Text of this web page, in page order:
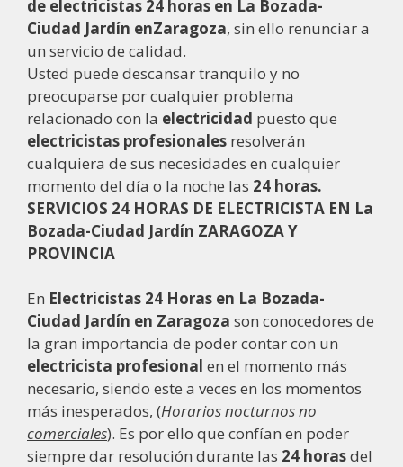
de electricistas 24 horas en La Bozada-
Ciudad Jardín enZaragoza, sin ello renunciar a
un servicio de calidad.
Usted puede descansar tranquilo y no
preocuparse por cualquier problema
relacionado con la electricidad puesto que
electricistas profesionales resolverán
cualquiera de sus necesidades en cualquier
momento del día o la noche las 24 horas.
SERVICIOS 24 HORAS DE ELECTRICISTA EN La
Bozada-Ciudad Jardín ZARAGOZA Y
PROVINCIA
En Electricistas 24 Horas en La Bozada-
Ciudad Jardín en Zaragoza son conocedores de
la gran importancia de poder contar con un
electricista profesional en el momento más
necesario, siendo este a veces en los momentos
más inesperados, (Horarios nocturnos no
comerciales). Es por ello que confían en poder
siempre dar resolución durante las 24 horasdel